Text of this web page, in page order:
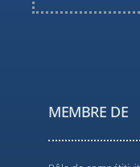
MEMBRE DE